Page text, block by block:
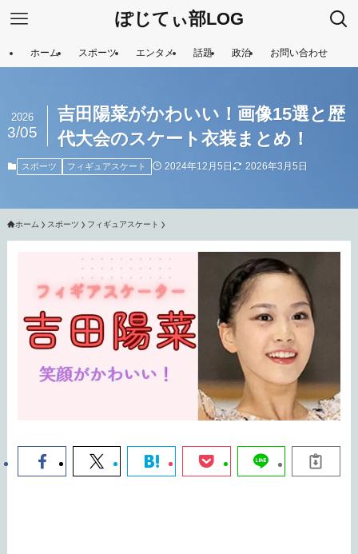
ぽじてぃ部LOG
ホーム スポーツ エンタメ 話題 政治 お問い合わせ
吉田陽菜がかわいい！画像15選と歴
代大会のスケート衣装まとめ！
2026
3/05
スポーツ フィギュアスケート 2024年12月5日 2026年3月5日
ホーム スポーツ フィギュアスケート